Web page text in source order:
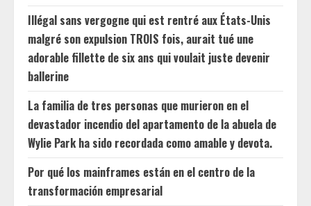
Illégal sans vergogne qui est rentré aux États-Unis
malgré son expulsion TROIS fois, aurait tué une
adorable fillette de six ans qui voulait juste devenir
ballerine
La familia de tres personas que murieron en el
devastador incendio del apartamento de la abuela de
Wylie Park ha sido recordada como amable y devota.
Por qué los mainframes están en el centro de la
transformación empresarial